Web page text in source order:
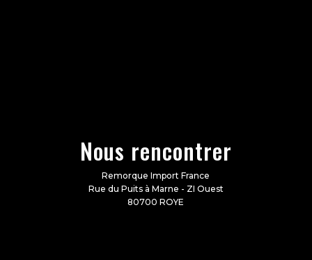
Nous rencontrer
Remorque Import France
Rue du Puits à Marne - ZI Ouest
80700 ROYE